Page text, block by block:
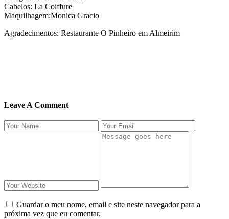
Cabelos: La Coiffure
Maquilhagem:Monica Gracio
Agradecimentos: Restaurante O Pinheiro em Almeirim
Leave A Comment
Guardar o meu nome, email e site neste navegador para a
próxima vez que eu comentar.